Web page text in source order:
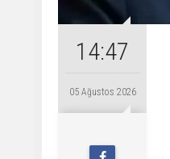
14:47
05 Ağustos 2026